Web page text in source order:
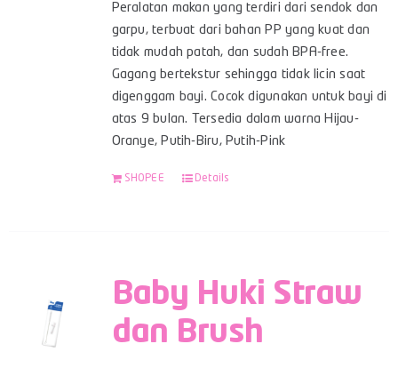
Peralatan makan yang terdiri dari sendok dan
garpu, terbuat dari bahan PP yang kuat dan
tidak mudah patah, dan sudah BPA-free.
Gagang bertekstur sehingga tidak licin saat
digenggam bayi. Cocok digunakan untuk bayi di
atas 9 bulan. Tersedia dalam warna Hijau-
Oranye, Putih-Biru, Putih-Pink
SHOPEE Details
Baby Huki Straw
dan Brush